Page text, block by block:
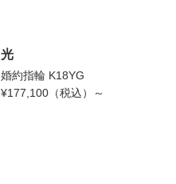
光
婚約指輪 K18YG
¥177,100（税込）～